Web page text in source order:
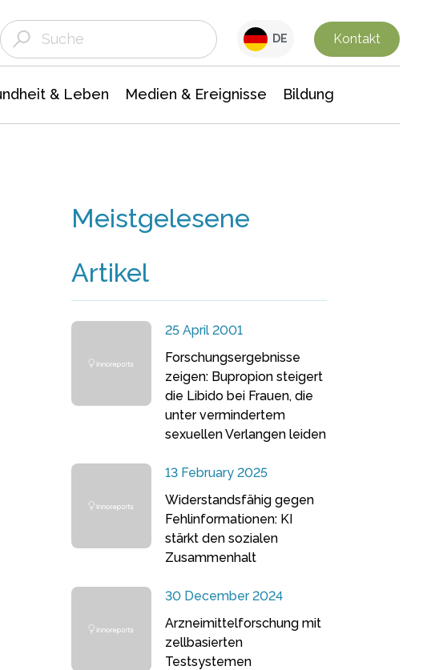
DE Kontakt
& Leben Medien & Ereignisse Bildung
Meistgelesene
Artikel
25 April 2001
Forschungsergebnisse
zeigen: Bupropion steigert
die Libido bei Frauen, die
unter vermindertem
sexuellen Verlangen leiden
13 February 2025
Widerstandsfähig gegen
Fehlinformationen: KI
stärkt den sozialen
Zusammenhalt
30 December 2024
Arzneimittelforschung mit
zellbasierten
Testsystemen